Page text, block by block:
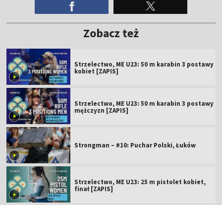
Zobacz też
Strzelectwo, ME U23: 50 m karabin 3 postawy
kobiet [ZAPIS]
Strzelectwo, ME U23: 50 m karabin 3 postawy
mężczyzn [ZAPIS]
Strongman – #10: Puchar Polski, Łuków
Strzelectwo, ME U23: 25 m pistolet kobiet,
finał [ZAPIS]